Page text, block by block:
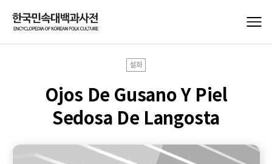
설화
Ojos De Gusano Y Piel
Sedosa De Langosta